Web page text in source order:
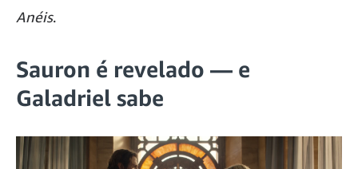
Anéis.
Sauron é revelado — e
Galadriel sabe